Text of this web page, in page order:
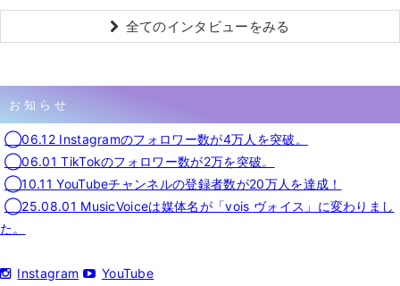
全てのインタビューをみる
お知らせ
◯06.12 Instagramのフォロワー数が4万人を突破。
◯06.01 TikTokのフォロワー数が2万を突破。
◯10.11 YouTubeチャンネルの登録者数が20万人を達成！
◯25.08.01 MusicVoiceは媒体名が「vois ヴォイス」に変わりまし
た。
Instagram YouTube